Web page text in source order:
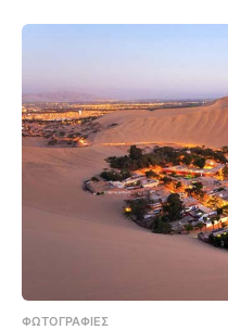
ΦΩΤΟΓΡΑΦΊΕΣ